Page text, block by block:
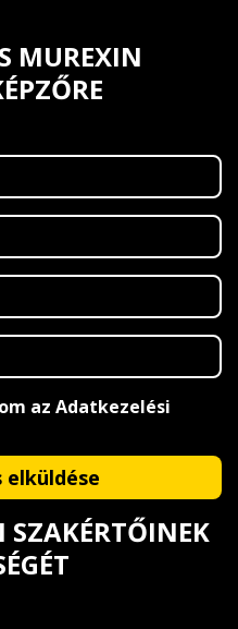
MUREXIN
az Adatkezelési
SZAKÉRTŐINEK